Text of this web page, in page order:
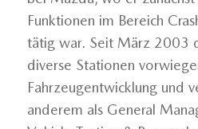
Funktionen im Bereich
tätig war. Seit März 2003
diverse Stationen
Fahrzeugentwicklung und
anderem als General